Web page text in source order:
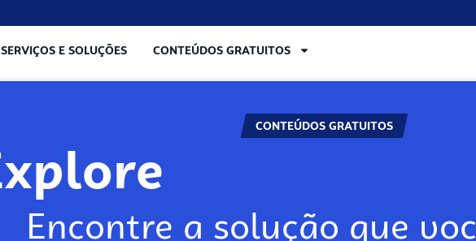
SERVIÇOS E SOLUÇÕES CONTEÚDOS GRATUITOS
CONTEÚDOS GRATUITOS
Explore
Encontre a solução que